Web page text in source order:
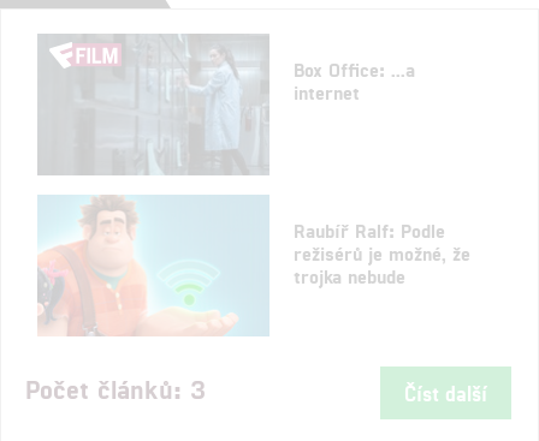
Box Office: ...a
internet
Raubíř Ralf: Podle
režisérů je možné, že
trojka nebude
Počet článků: 3 Číst další